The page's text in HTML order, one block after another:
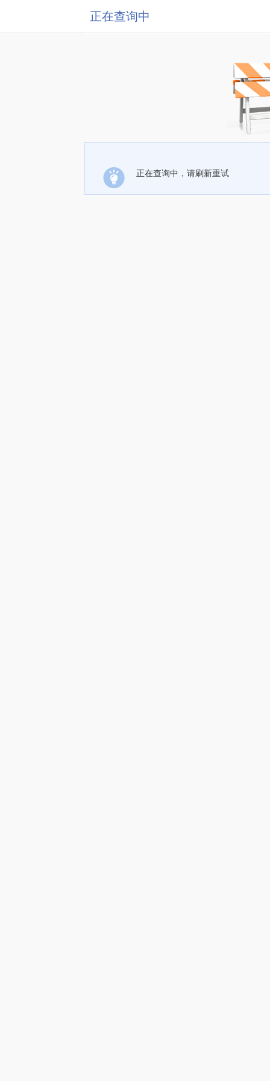
正在查询中
正在查询中，请刷新重试